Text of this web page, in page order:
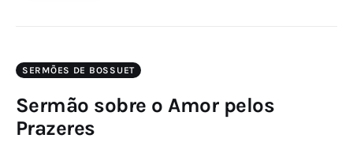
SERMÕES DE BOSSUET
Sermão sobre o Amor pelos
Prazeres